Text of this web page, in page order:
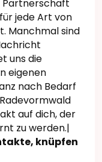
Partnerschaft
jede Art von
Manchmal sind
uns die
eigenen
nach Bedarf
auf dich, der
zu werden.|
knüpfen